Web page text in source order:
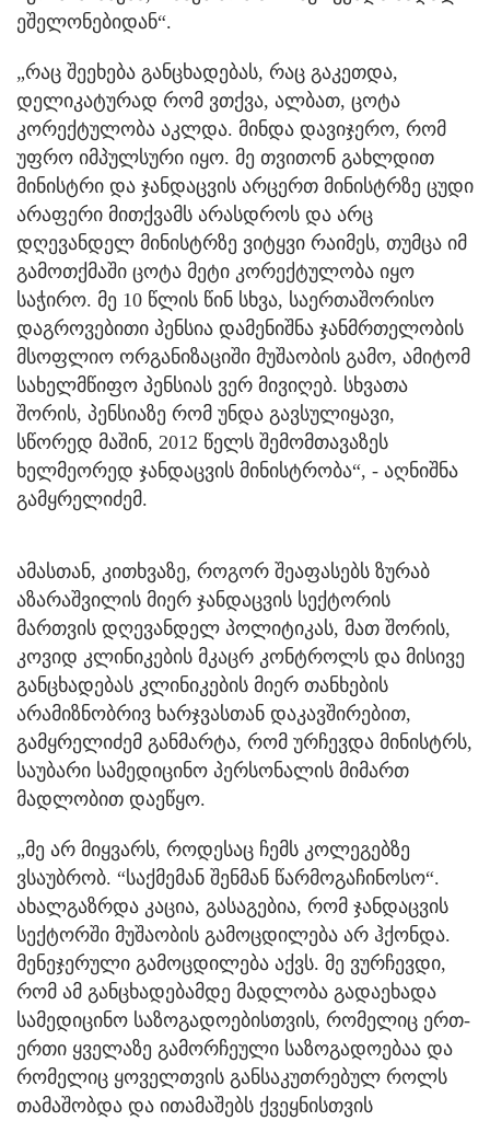
ეშელონებიდან“.
„რაც შეეხება განცხადებას, რაც გაკეთდა,
დელიკატურად რომ ვთქვა, ალბათ, ცოტა
კორექტულობა აკლდა. მინდა დავიჯერო, რომ
უფრო იმპულსური იყო. მე თვითონ გახლდით
მინისტრი და ჯანდაცვის არცერთ მინისტრზე ცუდი
არაფერი მითქვამს არასდროს და არც
დღევანდელ მინისტრზე ვიტყვი რაიმეს, თუმცა იმ
გამოთქმაში ცოტა მეტი კორექტულობა იყო
საჭირო. მე 10 წლის წინ სხვა, საერთაშორისო
დაგროვებითი პენსია დამენიშნა ჯანმრთელობის
მსოფლიო ორგანიზაციში მუშაობის გამო, ამიტომ
სახელმწიფო პენსიას ვერ მივიღებ. სხვათა
შორის, პენსიაზე რომ უნდა გავსულიყავი,
სწორედ მაშინ, 2012 წელს შემომთავაზეს
ხელმეორედ ჯანდაცვის მინისტრობა“, - აღნიშნა
გამყრელიძემ.
ამასთან, კითხვაზე, როგორ შეაფასებს ზურაბ
აზარაშვილის მიერ ჯანდაცვის სექტორის
მართვის დღევანდელ პოლიტიკას, მათ შორის,
კოვიდ კლინიკების მკაცრ კონტროლს და მისივე
განცხადებას კლინიკების მიერ თანხების
არამიზნობრივ ხარჯვასთან დაკავშირებით,
გამყრელიძემ განმარტა, რომ ურჩევდა მინისტრს,
საუბარი სამედიცინო პერსონალის მიმართ
მადლობით დაეწყო.
„მე არ მიყვარს, როდესაც ჩემს კოლეგებზე
ვსაუბრობ. “საქმემან შენმან წარმოგაჩინოსო“.
ახალგაზრდა კაცია, გასაგებია, რომ ჯანდაცვის
სექტორში მუშაობის გამოცდილება არ ჰქონდა.
მენეჯერული გამოცდილება აქვს. მე ვურჩევდი,
რომ ამ განცხადებამდე მადლობა გადაეხადა
სამედიცინო საზოგადოებისთვის, რომელიც ერთ-
ერთი ყველაზე გამორჩეული საზოგადოებაა და
რომელიც ყოველთვის განსაკუთრებულ როლს
თამაშობდა და ითამაშებს ქვეყნისთვის